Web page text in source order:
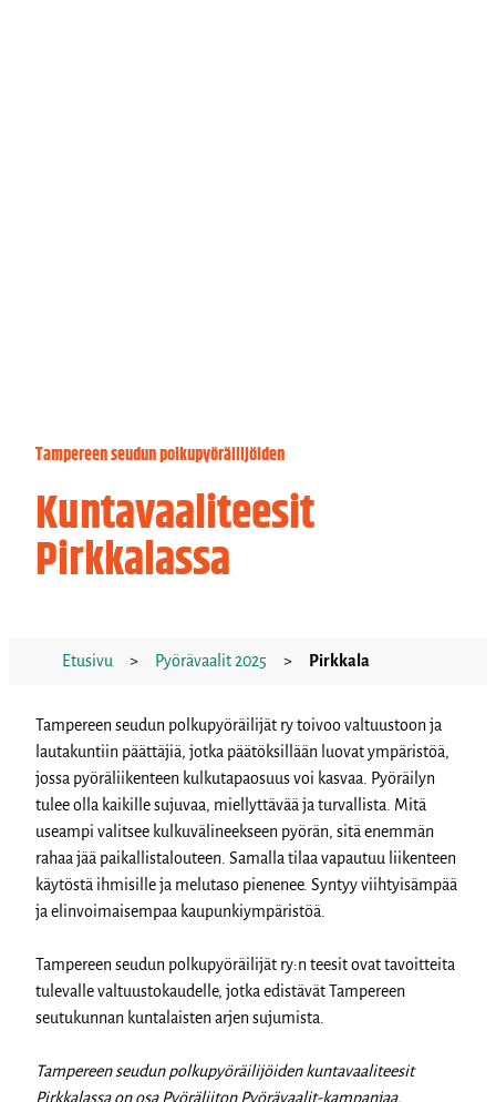
Tampereen seudun polkupyöräilijöiden
Kuntavaaliteesit
Pirkkalassa
Etusivu > Pyörävaalit 2025 > Pirkkala
Tampereen seudun polkupyöräilijät ry toivoo valtuustoon ja
lautakuntiin päättäjiä, jotka päätöksillään luovat ympäristöä,
jossa pyöräliikenteen kulkutapaosuus voi kasvaa. Pyöräilyn
tulee olla kaikille sujuvaa, miellyttävää ja turvallista. Mitä
useampi valitsee kulkuvälineekseen pyörän, sitä enemmän
rahaa jää paikallistalouteen. Samalla tilaa vapautuu liikenteen
käytöstä ihmisille ja melutaso pienenee. Syntyy viihtyisämpää
ja elinvoimaisempaa kaupunkiympäristöä.
Tampereen seudun polkupyöräilijät ry:n teesit ovat tavoitteita
tulevalle valtuustokaudelle, jotka edistävät Tampereen
seutukunnan kuntalaisten arjen sujumista.
Tampereen seudun polkupyöräilijöiden kuntavaaliteesit
Pirkkalassa on osa Pyöräliiton Pyörävaalit-kampanjaa.